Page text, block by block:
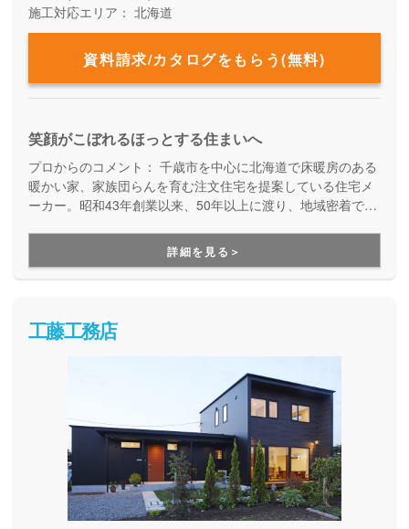
施工対応エリア： 北海道
資料請求/カタログをもらう(無料)
笑顔がこぼれるほっとする住まいへ
プロからのコメント： 千歳市を中心に北海道で床暖房のある
暖かい家、家族団らんを育む注文住宅を提案している住宅メ
ーカー。昭和43年創業以来、50年以上に渡り、地域密着で実
あこがれの全面床暖房も手に届く値段でお届けしています。
大手ハウスメーカーは手が届かず諦めてしまった方や、アッ
トホームな会社で安心してお家づくりをされたい方にお勧め
詳細を見る＞
工藤工務店